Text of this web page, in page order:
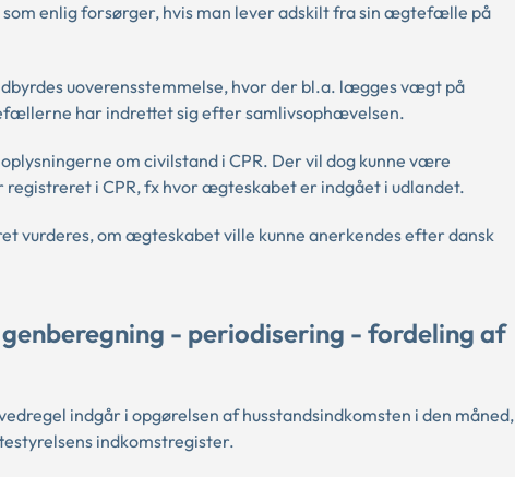
enlig forsørger, hvis man lever adskilt fra sin ægtefælle på
uoverensstemmelse, hvor der bl.a. lægges vægt på
har indrettet sig efter samlivsophævelsen.
om civilstand i CPR. Der vil dog kunne være
i CPR, fx hvor ægteskabet er indgået i udlandet.
vurderes, om ægteskabet ville kunne anerkendes efter dansk
- periodisering - fordeling af
indgår i opgørelsen af husstandsindkomsten i den måned,
indkomstregister.